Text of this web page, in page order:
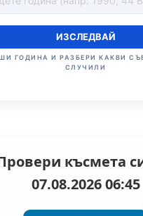
ИЗСЛЕДВАЙ
ГОДИНА И РАЗБЕРИ КАКВИ
СЛУЧИЛИ
късмета
07.08.2026 06:45